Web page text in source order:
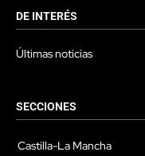
DE INTERÉS
Últimas noticias
SECCIONES
Castilla-La Mancha